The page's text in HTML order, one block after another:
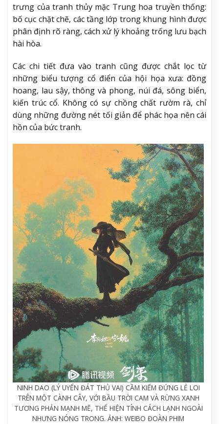
trưng của tranh thủy mặc Trung hoa truyền thống:
bố cục chặt chẽ, các tầng lớp trong khung hình được
phân định rõ ràng, cách xử lý khoảng trống lưu bạch
hài hòa.
Các chi tiết đưa vào tranh cũng được chắt lọc từ
những biểu tượng cổ điển của hội họa xưa: đồng
hoang, lau sậy, thông và phong, núi đá, sông biển,
kiến trúc cổ. Không có sự chồng chất rườm rà, chỉ
dùng những đường nét tối giản để phác họa nên cái
hồn của bức tranh.
NINH DAO (LÝ UYỂN ĐÁT THỦ VAI) CẦM KIẾM ĐỨNG LẺ LOI
TRÊN MỘT CÀNH CÂY, VỚI BẦU TRỜI CAM VÀ RỪNG XANH
TƯƠNG PHẢN MẠNH MẼ, THỂ HIỆN TÍNH CÁCH LẠNH NGOÀI
NHƯNG NÓNG TRONG. ẢNH: WEIBO ĐOÀN PHIM